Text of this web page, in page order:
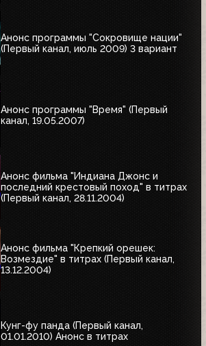
Анонс программы "Сокровище нации"
(Первый канал, июль 2009) 3 вариант
Анонс программы "Время" (Первый
канал, 19.05.2007)
Анонс фильма "Индиана Джонс и
последний крестовый поход" в титрах
(Первый канал, 28.11.2004)
Анонс фильма "Крепкий орешек:
Возмездие" в титрах (Первый канал,
13.12.2004)
Кунг-фу панда (Первый канал,
01.01.2010) Анонс в титрах